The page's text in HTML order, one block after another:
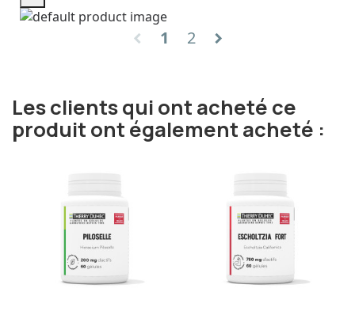
chevron_left 1 2 chevron_right
Les clients qui ont acheté ce
produit ont également acheté :